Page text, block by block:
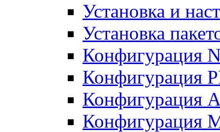
Установка и
Установка
Конфигурация
Конфигурация
Конфигурация
Конфигурация